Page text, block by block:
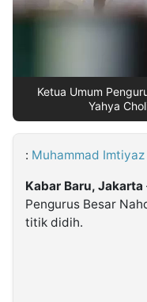
Ketua Umum
Yahya
: Muhammad Imtiyaz
Kabar Baru, Jakarta
Pengurus Besar
titik didih.